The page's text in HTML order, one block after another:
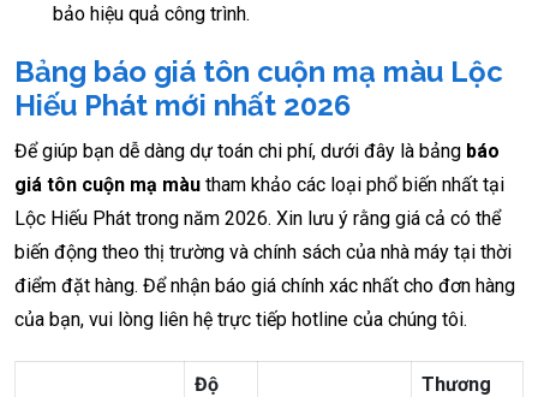
bảo hiệu quả công trình.
Bảng báo giá tôn cuộn mạ màu Lộc
Hiếu Phát mới nhất 2026
Để giúp bạn dễ dàng dự toán chi phí, dưới đây là bảng báo
giá tôn cuộn mạ màu tham khảo các loại phổ biến nhất tại
Lộc Hiếu Phát trong năm 2026. Xin lưu ý rằng giá cả có thể
biến động theo thị trường và chính sách của nhà máy tại thời
điểm đặt hàng. Để nhận báo giá chính xác nhất cho đơn hàng
của bạn, vui lòng liên hệ trực tiếp hotline của chúng tôi.
Độ
Thương